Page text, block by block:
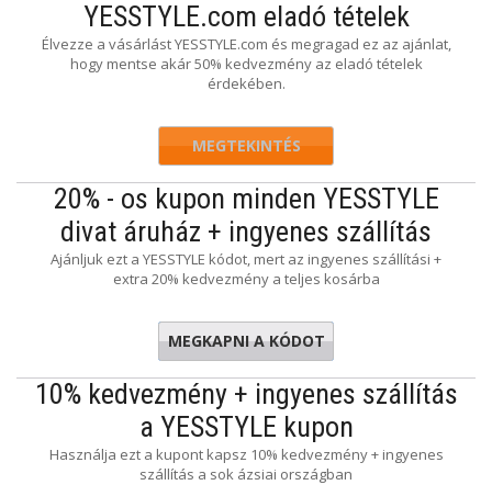
YESSTYLE.com eladó tételek
Élvezze a vásárlást YESSTYLE.com és megragad ez az ajánlat,
hogy mentse akár 50% kedvezmény az eladó tételek
érdekében.
MEGTEKINTÉS
20% - os kupon minden YESSTYLE
divat áruház + ingyenes szállítás
Ajánljuk ezt a YESSTYLE kódot, mert az ingyenes szállítási +
extra 20% kedvezmény a teljes kosárba
JDOEMRC
MEGKAPNI A KÓDOT
10% kedvezmény + ingyenes szállítás
a YESSTYLE kupon
Használja ezt a kupont kapsz 10% kedvezmény + ingyenes
szállítás a sok ázsiai országban